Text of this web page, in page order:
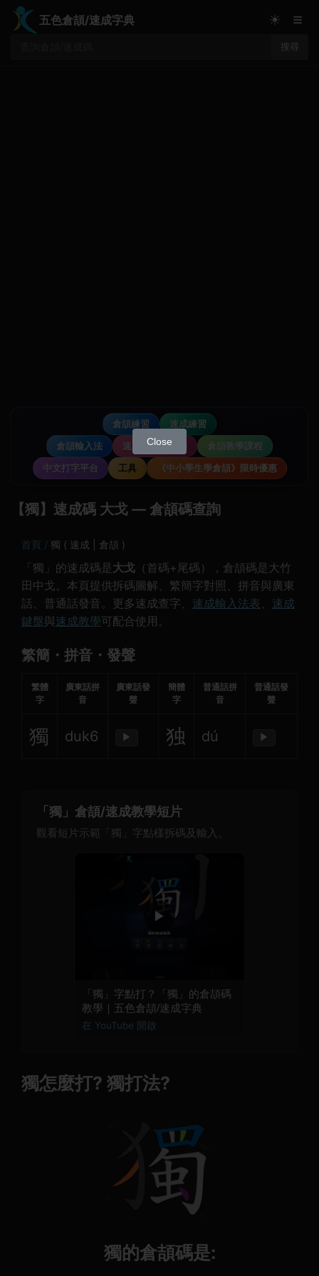
五色倉頡/速成字典
搜尋
☀ ≡
倉頡練習
速成練習
倉頡輸入法
速成輸入法教學
倉頡教學課程
中文打字平台
工具 《中小學生學倉頡》限時優惠
【獨】速成碼 大戈 — 倉頡碼查詢
首頁 獨 ( 速成 | 倉頡 )
「獨」的速成碼是 大戈 （首碼+尾碼），倉頡碼是大竹
田中戈。本頁提供拆碼圖解、繁簡字對照、拼音與廣東
話、普通話發音。更多速成查字、 速成輸入法表、 速成
鍵盤與速成教學可配合使用。
繁簡・拼音・發聲
繁體
字
廣東話拼
音
廣東話發
聲
簡體
字
普通話拼
音
普通話發
聲
獨 duk6 ▶ 独 dú ▶
「獨」倉頡/速成教學短片
觀看短片示範「獨」字點樣拆碼及輸入。
▶
「獨」字點打？「獨」的倉頡碼
教學｜五色倉頡/速成字典
在 YouTube 開啟
獨怎麼打? 獨打法?
獨的倉頡碼是:
Close